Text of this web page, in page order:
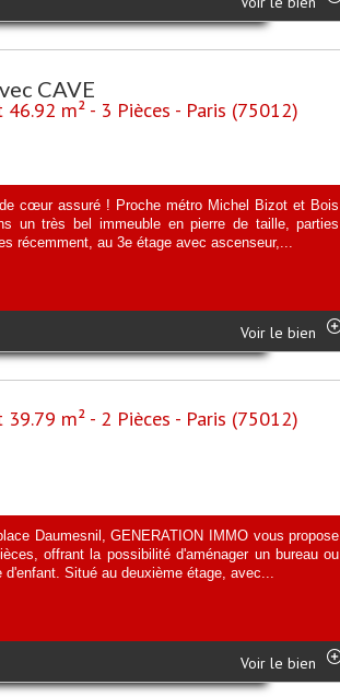
CAVE
m² - 3 Pièces - Paris (75012)
cœur assuré ! Proche métro Michel Bizot et Bois
un très bel immeuble en pierre de taille, parties
récemment, au 3e étage avec ascenseur,...
Voir le bien
m² - 2 Pièces - Paris (75012)
Daumesnil, GENERATION IMMO vous propose
offrant la possibilité d'aménager un bureau ou
d'enfant. Situé au deuxième étage, avec...
Voir le bien